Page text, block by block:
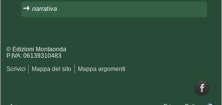
narrativa
© Edizioni Montaonda
P.IVA: 06139310483
Scrivici Mappa del sito Mappa argomenti